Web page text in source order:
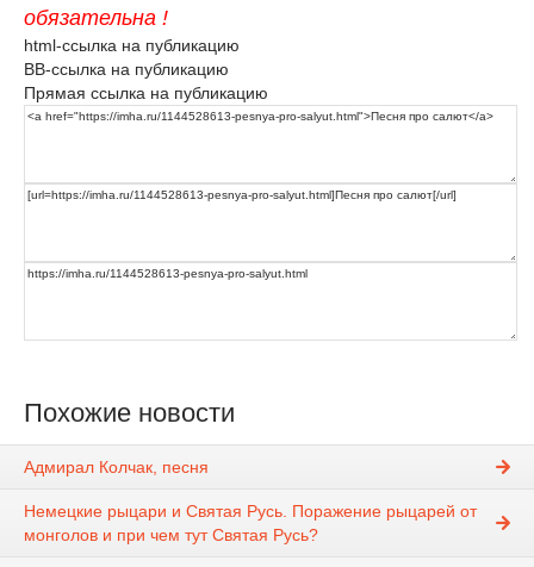
обязательна !
html-ссылка на публикацию
BB-ссылка на публикацию
Прямая ссылка на публикацию
Похожие новости
Адмирал Колчак, песня
Немецкие рыцари и Святая Русь. Поражение рыцарей от
монголов и при чем тут Святая Русь?